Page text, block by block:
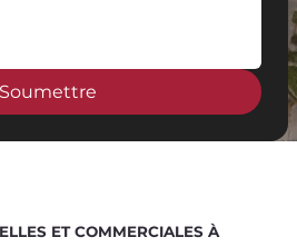
Soumettre
ET COMMERCIALES À